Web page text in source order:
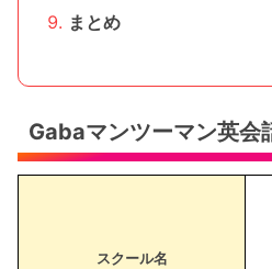
まとめ
Gabaマンツーマン英会
スクール名